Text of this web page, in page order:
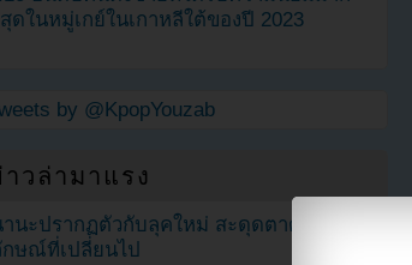
ดในหมู่เกย์ในเกาหลีใต้ของปี 2023
by @KpopYouzab
วล่ามาแรง
นะปรากฏตัวกับลุคใหม่ สะดุดตาด้วยภาพ
กษณ์ที่เปลี่ยนไป